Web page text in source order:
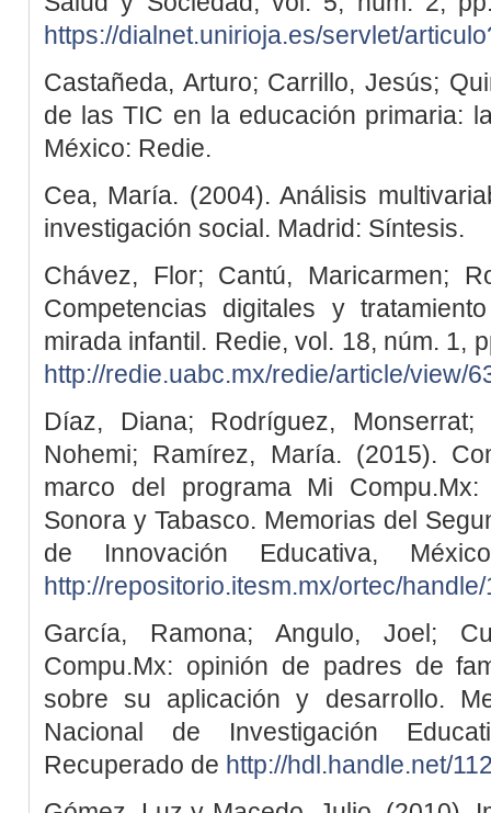
https://dialnet.unirioja.es/servlet/
Castañeda, Arturo; Carrillo, Jesús;
de las TIC en la educación primaria:
México: Redie.
Cea, María. (2004). Análisis
investigación social. Madrid: Síntesis.
Chávez, Flor; Cantú, Maricarmen;
Competencias digitales y
mirada infantil. Redie, vol. 18, núm. 1,
http://redie.uabc.mx/redie/article/view/
Díaz, Diana; Rodríguez,
Nohemi; Ramírez, María. (2015).
marco del programa Mi
Sonora y Tabasco. Memorias del
de Innovación Educativa,
http://repositorio.itesm.mx/ortec/
García, Ramona; Angulo, Joel;
Compu.Mx: opinión de padres de
sobre su aplicación y desarrollo.
Nacional de Investigación
Recuperado de http://hdl.handle.net/